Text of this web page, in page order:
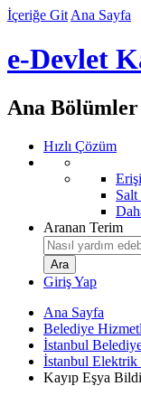
İçeriğe Git Ana Sayfa
e-Devlet
Ana Bölümler
Hızlı Çözüm
Aranan Terim
Giriş Yap
Ana Sayfa
Belediye
İstanbul
İstanbul Elektrik
Kayıp Eşya